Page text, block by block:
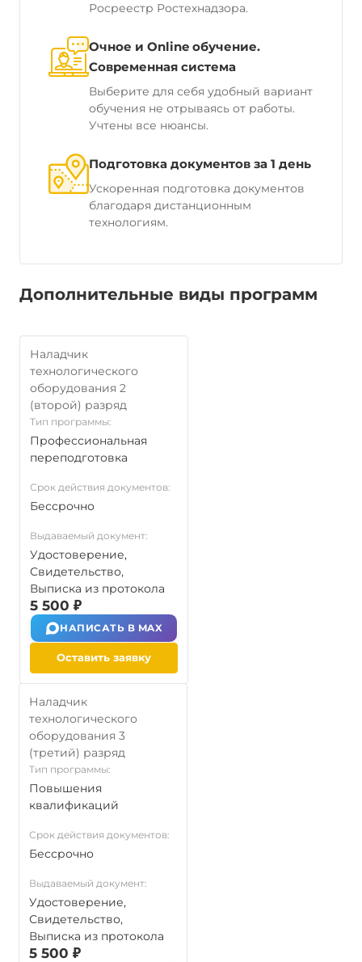
Росреестр Ростехнадзора.
Очное и Online обучение.
Современная система
Выберите для себя удобный вариант
обучения не отрываясь от работы.
Учтены все нюансы.
Подготовка документов за 1 день
Ускоренная подготовка документов
благодаря дистанционным
технологиям.
Дополнительные виды программ
Наладчик
технологического
оборудования 2
(второй) разряд
Тип программы:
Профессиональная
переподготовка
Срок действия документов:
Бессрочно
Выдаваемый документ:
Удостоверение,
Свидетельство,
Выписка из протокола
5 500 ₽
НАПИСАТЬ В MAX
Оставить заявку
Наладчик
технологического
оборудования 3
(третий) разряд
Тип программы:
Повышения
квалификаций
Срок действия документов:
Бессрочно
Выдаваемый документ:
Удостоверение,
Свидетельство,
Выписка из протокола
5 500 ₽